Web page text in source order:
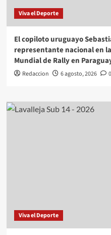
Viva el Deporte
El copiloto uruguayo
representante nacional en
Mundial de Rally en
Redaccion 6 agosto, 2026 0
Viva el Deporte